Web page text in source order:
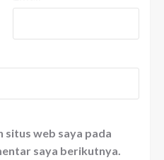
situs web saya pada
saya berikutnya.